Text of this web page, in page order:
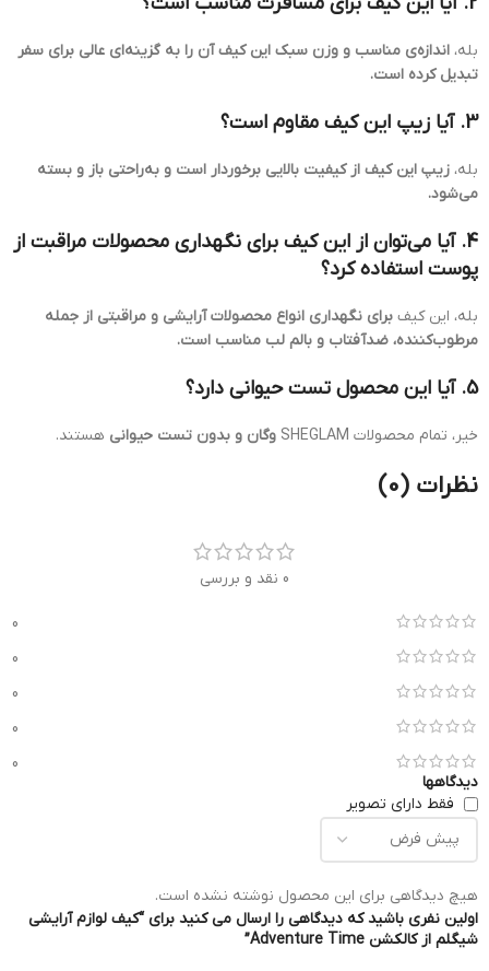
بله، اندازه‌ی مناسب و وزن سبک این کیف آن را به گزینه‌ای عالی برای سفر
تبدیل کرده است.
3. آیا زیپ این کیف مقاوم است؟
بله، زیپ این کیف از کیفیت بالایی برخوردار است و به‌راحتی باز و بسته
می‌شود.
4. آیا می‌توان از این کیف برای نگهداری محصولات مراقبت از
پوست استفاده کرد؟
بله، این کیف برای نگهداری انواع محصولات آرایشی و مراقبتی از جمله
مرطوب‌کننده، ضدآفتاب و بالم لب مناسب است.
5. آیا این محصول تست حیوانی دارد؟
خیر، تمام محصولات SHEGLAM وگان و بدون تست حیوانی هستند.
نظرات (0)
0 نقد و بررسی
0
0
0
0
0
دیدگاهها
فقط دارای تصویر
هیچ دیدگاهی برای این محصول نوشته نشده است.
اولین نفری باشید که دیدگاهی را ارسال می کنید برای “کیف لوازم آرایشی
شیگلم از کالکشن Adventure Time”